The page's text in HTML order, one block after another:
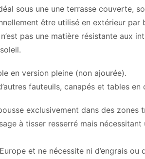
sous une une terrasse couverte,
être utilisé en extérieur
pas une matière résistante aux
en version pleine (non ajourée).
fauteuils, canapés et tables en
exclusivement dans des zones
à tisser resserré mais
et ne nécessite ni d’engrais